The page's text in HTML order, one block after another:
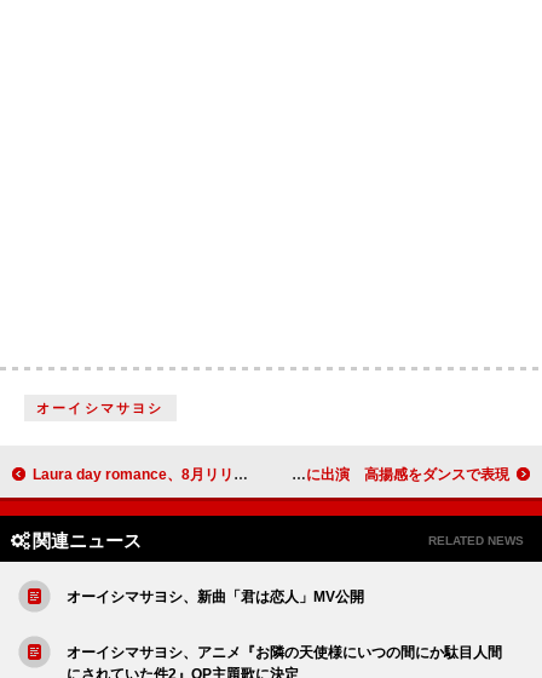
オーイシマサヨシ
Laura day romance、8月リリースライブ映像作品ティザー公開 HANA、Amazon「プライムデー」CM「ワクワク広がる」篇に出演 高揚感をダンスで表現
関連ニュース RELATED NEWS
オーイシマサヨシ、新曲「君は恋人」MV公開
オーイシマサヨシ、アニメ『お隣の天使様にいつの間にか駄目人間
にされていた件2』OP主題歌に決定